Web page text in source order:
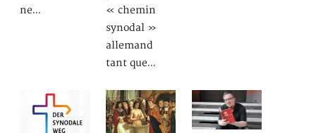
ne…
« chemin
synodal »
allemand
tant que…